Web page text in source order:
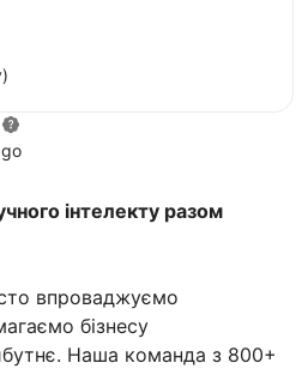
інтелекту разом
впроваджуємо
бізнесу
Наша команда з 800+